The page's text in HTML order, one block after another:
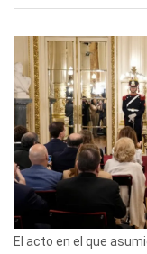
El acto en el que